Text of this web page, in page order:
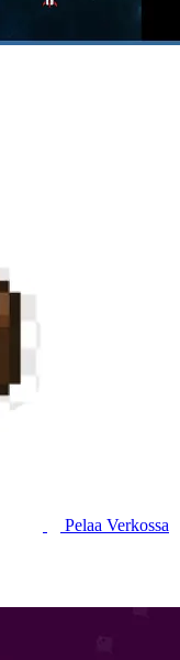
Pelaa Verkossa